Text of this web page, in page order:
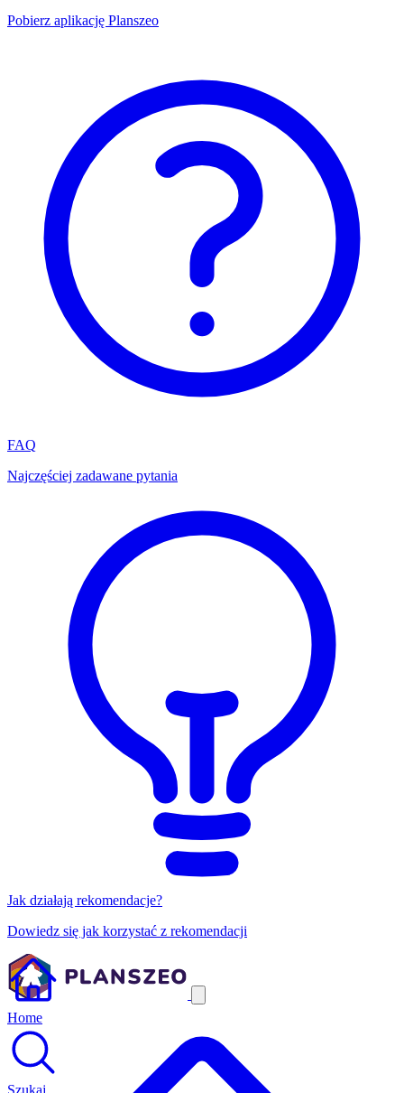
Pobierz aplikację Planszeo
FAQ
Najczęściej zadawane pytania
Jak działają rekomendacje?
Dowiedz się jak korzystać z rekomendacji
Home
Szukaj